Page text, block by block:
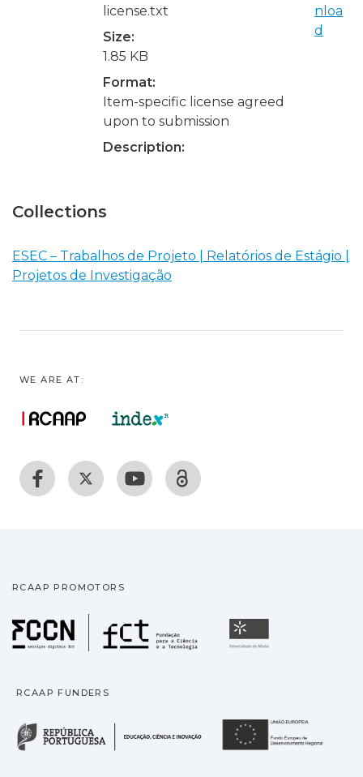
license.txt
Size:
1.85 KB
Format:
Item-specific license agreed
upon to submission
Description:
nloa
d
Collections
ESEC – Trabalhos de Projeto | Relatórios de Estágio |
Projetos de Investigação
WE ARE AT:
RCAAP PROMOTORS
Fundação para a
RCAAP FUNDERS
República Portuguesa